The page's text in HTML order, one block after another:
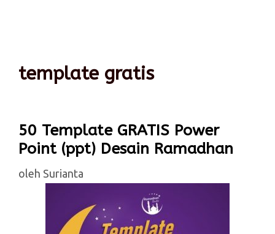
template gratis
50 Template GRATIS Power
Point (ppt) Desain Ramadhan
oleh Surianta